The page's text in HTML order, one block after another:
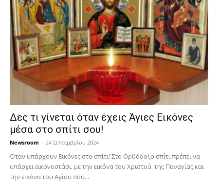
Δες τι γίνεται όταν έχεις Άγιες Εικόνες
μέσα στο σπίτι σου!
Newsroom - 24 Σεπτεμβρίου 2024
Όταν υπάρχουν Εικόνες στο σπίτι! Στο Ορθόδοξο σπίτι πρέπει να
υπάρχει εικονοστάσι, με την εικόνα του Χριστού, της Παν­αγίας και
την εικόνα του Αγίου πού...